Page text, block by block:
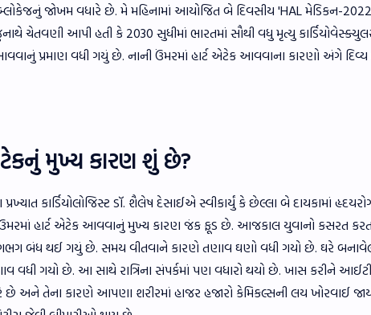
જોખમ વધારે છે. મે મહિનામાં આયોજિત બે દિવસીય 'HAL મેડિકન-2022'માં
ચેતવણી આપી હતી કે 2030 સુધીમાં ભારતમાં સૌથી વધુ મૃત્યુ
પ્રમાણ વધી ગયું છે. નાની ઉંમરમાં હાર્ટ એટેક આવવાના કારણો અંગે
મુખ્ય કારણ શું છે?
પ્રખ્યાત કાર્ડિયોલોજિસ્ટ ડૉ. શૈલેષ દેસાઈએ સ્વીકાર્યું કે છેલ્લા બે દાયકામાં
ઉંમરમાં હાર્ટ એટેક આવવાનું મુખ્ય કારણ જંક ફૂડ છે. આજકાલ યુવાનો કસરત
બંધ થઈ ગયું છે. સમય વીતવાને કારણે તણાવ ઘણો વધી ગયો છે. ઘરે
વધી ગયો છે. આ સાથે રાત્રિના સંપર્કમાં પણ વધારો થયો છે. ખાસ કરીને આઈટી
છે અને તેના કારણે આપણા શરીરમાં હાજર હજારો કેમિકલ્સની લય ખોરવાઈ